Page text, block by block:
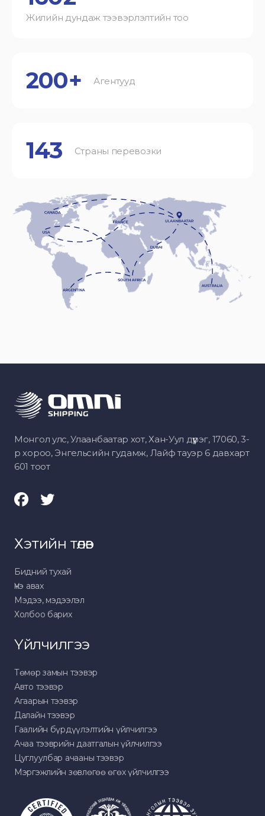
Жилийн дундаж тээвэрлэлтийн тоо
200+ Агентууд
143 Страны перевозки
Монгол улс, Улаанбаатар хот, Хан-Уул дүүрэг, 17060, 3-
р хороо, Энгельсийн гудамж, Лайф тауэр 6 давхарт
601 тоот
Хэтийн төлөв
Бидний тухай
Үнэ авах
Мэдээ, мэдээлэл
Холбоо барих
Үйлчилгээ
Төмөр замын тээвэр
Авто тээвэр
Агаарын тээвэр
Далайн тээвэр
Гаалийн бүрдүүлэлтийн үйлчилгээ
Ачаа тээврийн даатгалын үйлчилгээ
Цуглуулбар ачааны тээвэр
Мэргэжлийн зөвлөгөө өгөх үйлчилгээ